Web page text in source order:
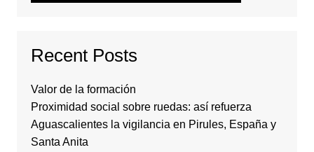
Recent Posts
Valor de la formación
Proximidad social sobre ruedas: así refuerza
Aguascalientes la vigilancia en Pirules, España y
Santa Anita